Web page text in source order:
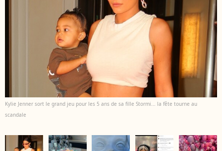
Kylie Jenner sort le grand jeu pour les 5 ans de sa fille Stormi... la fête tourne au
scandale